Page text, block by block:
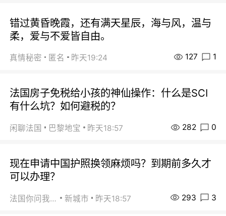
错过黄昏晚霞，还有满天星辰，海与风，温与
柔，爱与不爱皆自由。
真情秘密 匿名 昨天19:24 127 1
法国房子免税给小孩的神仙操作：什么是SCI
有什么坑？如何避税的？
闲聊法国 巴黎地宝 昨天18:57 282 0
现在申请中国护照换领麻烦吗？到期前多久才
可以办理？
法国你问我答 新城市 昨天18:57 293 3